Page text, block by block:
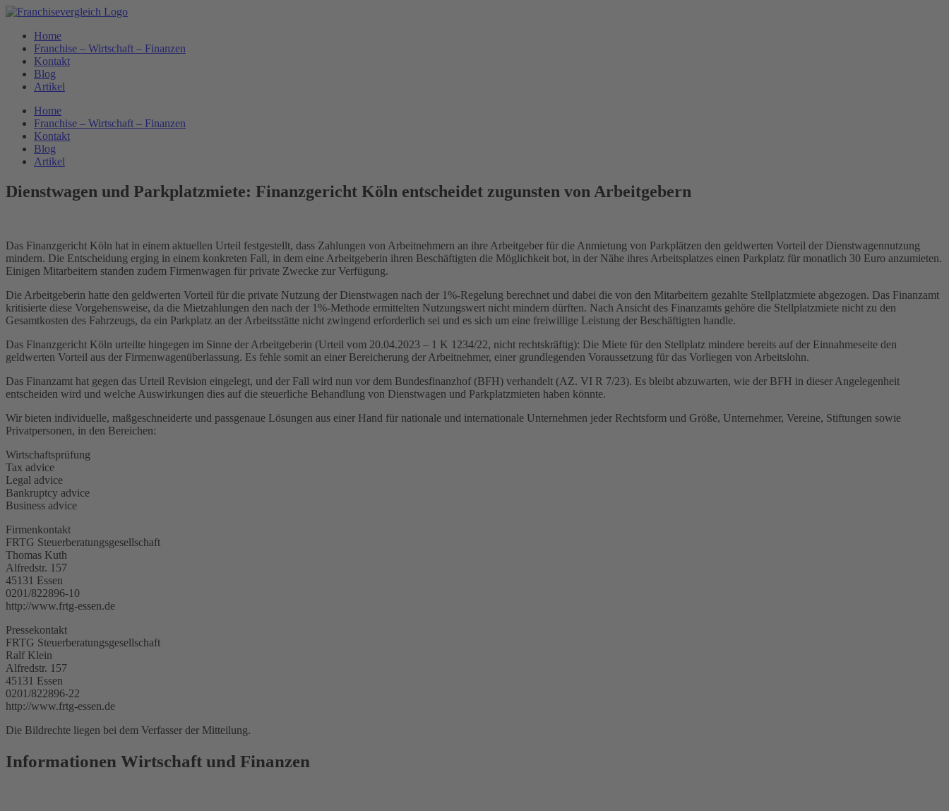
Zum
springenHome
Franchise – Wirtschaft – Finanzen
Kontakt
Blog
Artikel
Home
Franchise – Wirtschaft – Finanzen
Kontakt
Blog
Artikel
Dienstwagen und Parkplatzmiete: Finanzgericht Köln entscheidet zugunsten von Arbeitgebern
Das Finanzgericht Köln hat in einem aktuellen Urteil festgestellt, dass Zahlungen von Arbeitnehmern an ihre Arbeitgeber für die Anmietung von Parkplätzen den geldwerten Vorteil der Dienstwagennutzung
mindern. Die Entscheidung erging in einem konkreten Fall, in dem eine Arbeitgeberin ihren Beschäftigten die Möglichkeit bot, in der Nähe ihres Arbeitsplatzes einen Parkplatz für monatlich 30 Euro anzumieten.
Einigen Mitarbeitern standen zudem Firmenwagen für private Zwecke zur Verfügung.
Die Arbeitgeberin hatte den geldwerten Vorteil für die private Nutzung der Dienstwagen nach der 1%-Regelung berechnet und dabei die von den Mitarbeitern gezahlte Stellplatzmiete abgezogen. Das Finanzamt
kritisierte diese Vorgehensweise, da die Mietzahlungen den nach der 1%-Methode ermittelten Nutzungswert nicht mindern dürften. Nach Ansicht des Finanzamts gehöre die Stellplatzmiete nicht zu den
Gesamtkosten des Fahrzeugs, da ein Parkplatz an der Arbeitsstätte nicht zwingend erforderlich sei und es sich um eine freiwillige Leistung der Beschäftigten handle.
Das Finanzgericht Köln urteilte hingegen im Sinne der Arbeitgeberin (Urteil vom 20.04.2023 – 1 K 1234/22, nicht rechtskräftig): Die Miete für den Stellplatz mindere bereits auf der Einnahmeseite den
geldwerten Vorteil aus der Firmenwagenüberlassung. Es fehle somit an einer Bereicherung der Arbeitnehmer, einer grundlegenden Voraussetzung für das Vorliegen von Arbeitslohn.
Das Finanzamt hat gegen das Urteil Revision eingelegt, und der Fall wird nun vor dem Bundesfinanzhof (BFH) verhandelt (AZ. VI R 7/23). Es bleibt abzuwarten, wie der BFH in dieser Angelegenheit
entscheiden wird und welche Auswirkungen dies auf die steuerliche Behandlung von Dienstwagen und Parkplatzmieten haben könnte.
Wir bieten individuelle, maßgeschneiderte und passgenaue Lösungen aus einer Hand für nationale und internationale Unternehmen jeder Rechtsform und Größe, Unternehmer, Vereine, Stiftungen sowie
Privatpersonen, in den Bereichen:
Wirtschaftsprüfung
Tax advice
Legal advice
Bankruptcy advice
Business advice
Firmenkontakt
FRTG Steuerberatungsgesellschaft
Thomas Kuth
Alfredstr. 157
45131 Essen
0201/822896-10
http://www.frtg-essen.de
Pressekontakt
FRTG Steuerberatungsgesellschaft
Ralf Klein
Alfredstr. 157
45131 Essen
0201/822896-22
http://www.frtg-essen.de
Die Bildrechte liegen bei dem Verfasser der Mitteilung.
Informationen Wirtschaft und Finanzen